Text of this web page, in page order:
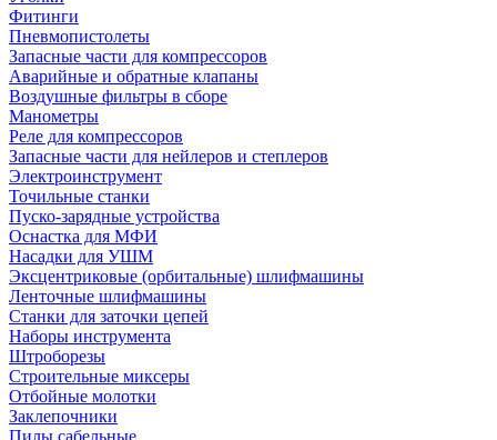
Фитинги
Пневмопистолеты
Запасные части для компрессоров
Аварийные и обратные клапаны
Воздушные фильтры в сборе
Манометры
Реле для компрессоров
Запасные части для нейлеров и степлеров
Электроинструмент
Точильные станки
Пуско-зарядные устройства
Оснастка для МФИ
Насадки для УШМ
Эксцентриковые (орбитальные) шлифмашины
Ленточные шлифмашины
Станки для заточки цепей
Наборы инструмента
Штроборезы
Строительные миксеры
Отбойные молотки
Заклепочники
Пилы сабельные